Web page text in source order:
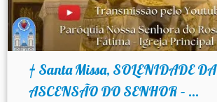
† Santa Missa, SOLENIDADE DA
ASCENSÃO DO SENHOR – ...